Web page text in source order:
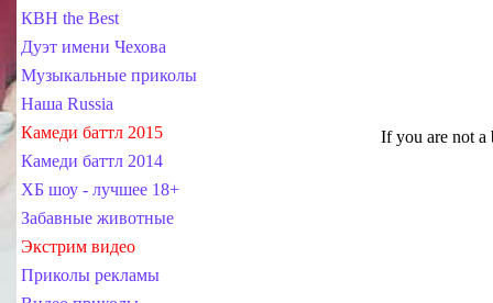
КВН the Best
Дуэт имени Чехова
Музыкальные приколы
Наша Russia
Камеди баттл 2015
Камеди баттл 2014
ХБ шоу - лучшее 18+
Забавные животные
Экстрим видео
Приколы рекламы